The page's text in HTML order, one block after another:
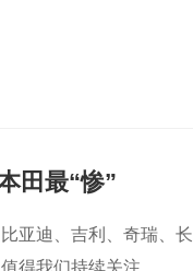
田最“惨”
亚迪、吉利、奇瑞、长
得我们持续关注。